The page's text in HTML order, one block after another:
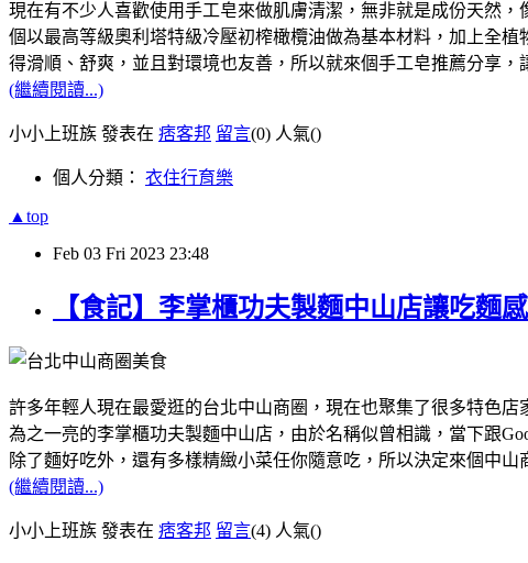
現在有不少人喜歡使用手工皂來做肌膚清潔，無非就是成份天然，
個以最高等級奧利塔特級冷壓初榨橄欖油做為基本材料，加上全
得滑順、舒爽，並且對環境也友善，所以就來個手工皂推薦分享
(繼續閱讀...)
小小上班族 發表在 痞客邦 留言(0) 人氣()
個人分類： 衣住行育樂
▲top
Feb 03 Fri 2023 23:48
【食記】李掌櫃功夫製麵中山店讓吃麵
許多年輕人現在最愛逛的台北中山商圈，現在也聚集了很多特色
為之一亮的李掌櫃功夫製麵中山店，由於名稱似曾相識，當下跟
除了麵好吃外，還有多樣精緻小菜任你隨意吃，所以決定來個中
(繼續閱讀...)
小小上班族 發表在 痞客邦 留言(4) 人氣()